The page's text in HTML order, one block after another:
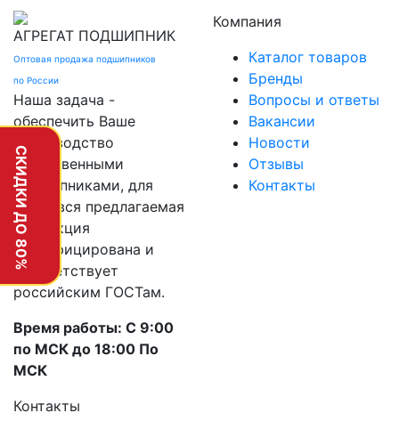
СКИДКИ ДО 80%
АГРЕГАТ ПОДШИПНИК
Оптовая продажа подшипников
по России
Наша задача -
обеспечить Ваше
производство
качественными
подшипниками, для
этого вся предлагаемая
продукция
сертифицирована и
соответствует
российским ГОСТам.
Время работы: С 9:00
по МСК до 18:00 По
МСК
Компания
Каталог товаров
Бренды
Вопросы и ответы
Вакансии
Новости
Отзывы
Контакты
Контакты